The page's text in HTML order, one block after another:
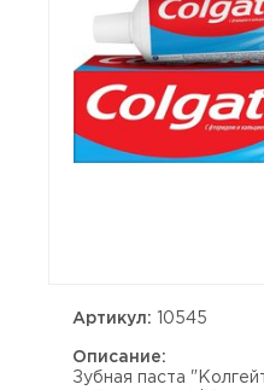
Артикул: 10545
Описание:
Зубная паста